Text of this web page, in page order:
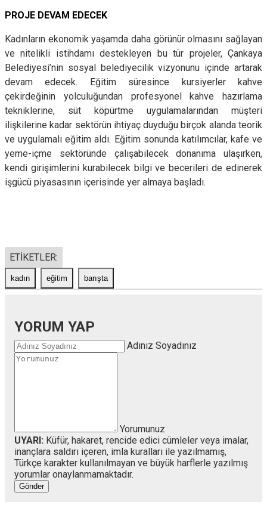
PROJE DEVAM EDECEK
Kadınların ekonomik yaşamda daha görünür olmasını sağlayan
ve nitelikli istihdamı destekleyen bu tür projeler, Çankaya
Belediyesi’nin sosyal belediyecilik vizyonunu içinde artarak
devam edecek. Eğitim süresince kursiyerler kahve
çekirdeğinin yolculuğundan profesyonel kahve hazırlama
tekniklerine, süt köpürtme uygulamalarından müşteri
ilişkilerine kadar sektörün ihtiyaç duyduğu birçok alanda teorik
ve uygulamalı eğitim aldı. Eğitim sonunda katılımcılar, kafe ve
yeme-içme sektöründe çalışabilecek donanıma ulaşırken,
kendi girişimlerini kurabilecek bilgi ve becerileri de edinerek
işgücü piyasasının içerisinde yer almaya başladı.
ETİKETLER:
kadın eğitim barışta
YORUM YAP
Adınız Soyadınız
Yorumunuz
UYARI: Küfür, hakaret, rencide edici cümleler veya imalar,
inançlara saldırı içeren, imla kuralları ile yazılmamış,
Türkçe karakter kullanılmayan ve büyük harflerle yazılmış
yorumlar onaylanmamaktadır.
Gönder